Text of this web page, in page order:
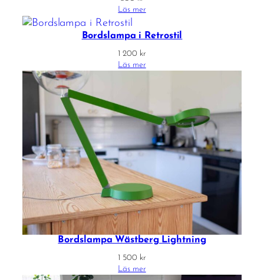
Läs mer
Bordslampa i Retrostil
1 200 kr
Läs mer
Bordslampa Wästberg Lightning
1 500 kr
Läs mer